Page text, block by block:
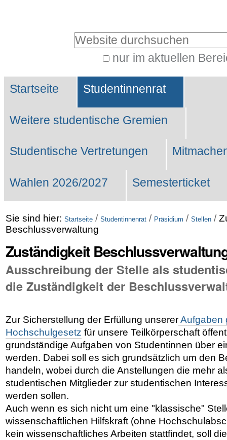
Website durchsuchen
nur im aktuellen
Suche…
Sektionen
Startseite Studentinnenrat
Weitere studentische Gremien
Studentische Vertretungen
Wahlen 2026/2027 Semesterticket
Sie sind hier: Startseite / Studentinnenrat / Präsidium / Stellen /
Beschlussverwaltung
Zuständigkeit
Ausschreibung der Stelle als
die Zuständigkeit der
Zur Sicherstellung der Erfüllung unsererAufgaben
Hochschulgesetz für unsere Teilkörperschaft
grundständige Aufgaben von Studentinnen über
werden. Dabei soll es sich grundsätzlich um den
handeln, wobei durch die Anstellungen die mehr
studentischen Mitglieder zur studentischen
werden sollen.
Auch wenn es sich nicht um eine "klassische"
wissenschaftlichen Hilfskraft (ohne
kein wissenschaftliches Arbeiten stattfindet, soll